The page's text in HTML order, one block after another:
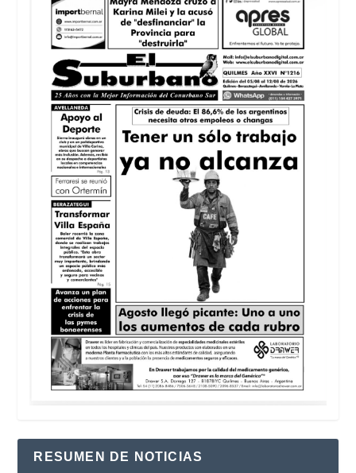
RESUMEN DE NOTICIAS